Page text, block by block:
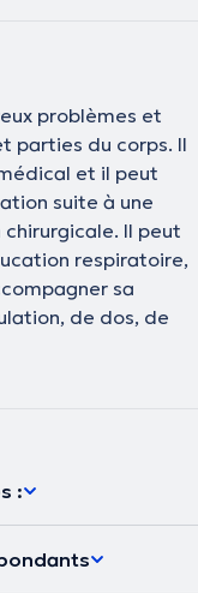
problèmes et
parties du corps. Il
et il peut
suite à une
Il peut
respiratoire,
sa
de dos, de
: